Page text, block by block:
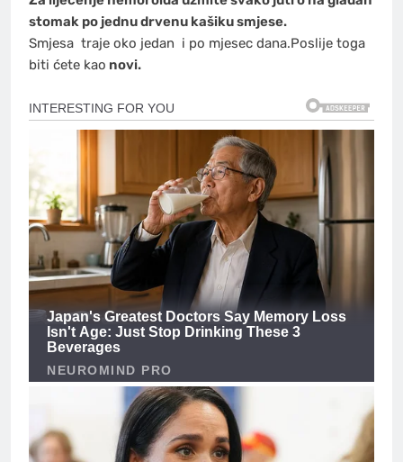
stomak po jednu drvenu kašiku smjese.
Smjesa traje oko jedan i po mjesec dana.Poslije toga
biti ćete kao novi.